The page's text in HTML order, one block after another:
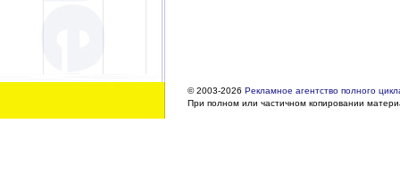
© 2003-2026 Рекламное агентство полного
При полном или частичном копировании